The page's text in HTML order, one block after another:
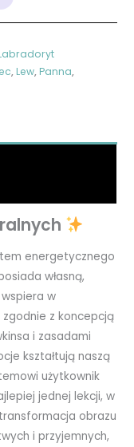
,Lew,Panna,
energetycznego
własną,
w
z koncepcją
i zasadami
kształtują naszą
użytkownik
jednej lekcji, w
obrazu
i przyjemnych,